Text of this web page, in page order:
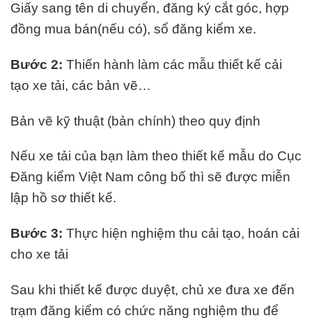
Giấy sang tên di chuyển, đăng ký cắt góc, hợp
đồng mua bán(nếu có), sổ đăng kiểm xe.
Bước 2: Thiến hành làm các mẫu thiết kế cải
tạo xe tải, các bản vẽ…
Bản vẽ kỹ thuật (bản chính) theo quy định
Nếu xe tải của bạn làm theo thiết kế mẫu do Cục
Đăng kiểm Việt Nam công bố thì sẽ được miễn
lập hồ sơ thiết kế.
Bước 3: Thực hiện nghiệm thu cải tạo, hoán cải
cho xe tải
Sau khi thiết kế được duyệt, chủ xe đưa xe đến
trạm đăng kiểm có chức năng nghiệm thu để